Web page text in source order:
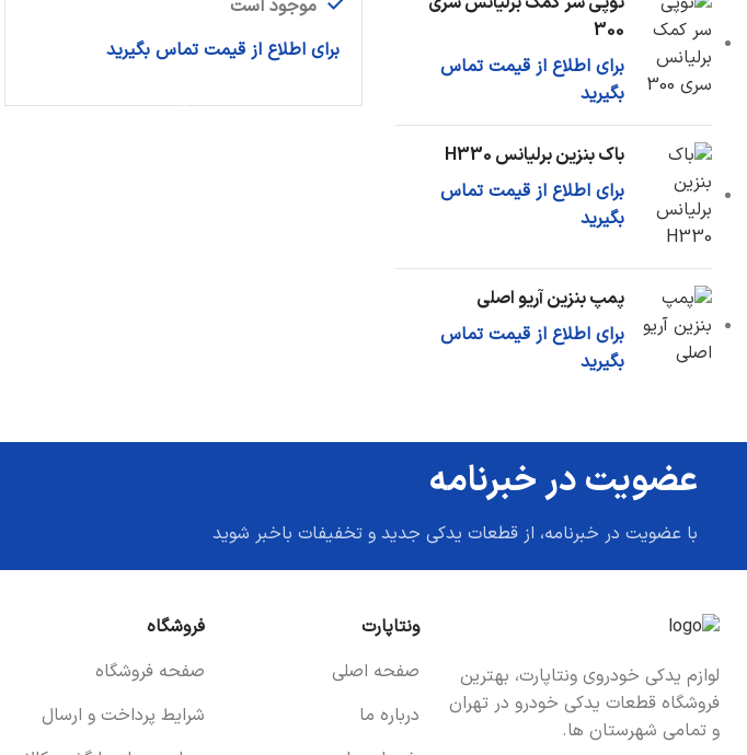
300
برای اطلاع از قیمت تماس
بگیرید
باک بنزین برلیانس H330
برای اطلاع از قیمت تماس
بگیرید
پمپ بنزین آریو اصلی
برای اطلاع از قیمت تماس
بگیرید
موجود است
برای اطلاع از قیمت تماس بگیرید
عضویت در خبرنامه
با عضویت در خبرنامه، از قطعات یدکی جدید و تخفیفات باخبر شوید
لوازم یدکی خودروی ونتاپارت، بهترین
فروشگاه قطعات یدکی خودرو در تهران
و تمامی شهرستان ها.
ونتاپارت
صفحه اصلی
درباره ما
فروشگاه
صفحه فروشگاه
شرایط پرداخت و ارسال